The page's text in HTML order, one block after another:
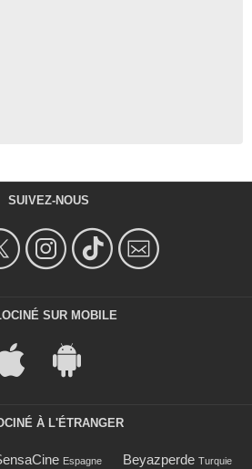
SUIVEZ-NOUS
SUR MOBILE
À L'ÉTRANGER
Espagne Beyazperde Turquie